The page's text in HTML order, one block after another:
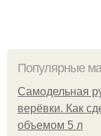
Популярные
Самодельная
верёвки. Как
объемом 5 л